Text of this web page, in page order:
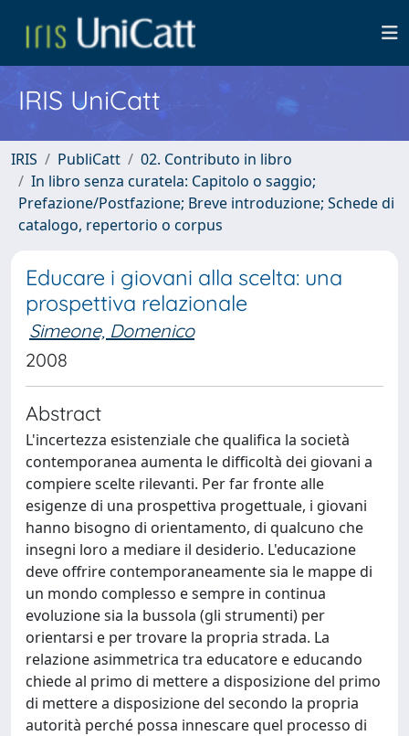
IRIS UniCatt
IRIS PubliCatt
02. Contributo in libro
In libro senza curatela: Capitolo o saggio;
Prefazione/Postfazione; Breve introduzione; Schede di
catalogo, repertorio o corpus
Educare i giovani alla scelta: una
prospettiva relazionale
Simeone, Domenico
2008
Abstract
L'incertezza esistenziale che qualifica la società
contemporanea aumenta le difficoltà dei giovani a
compiere scelte rilevanti. Per far fronte alle
esigenze di una prospettiva progettuale, i giovani
hanno bisogno di orientamento, di qualcuno che
insegni loro a mediare il desiderio. L'educazione
deve offrire contemporaneamente sia le mappe di
un mondo complesso e sempre in continua
evoluzione sia la bussola (gli strumenti) per
orientarsi e per trovare la propria strada. La
relazione asimmetrica tra educatore e educando
chiede al primo di mettere a disposizione del primo
di mettere a disposizione del secondo la propria
autorità perché possa innescare quel processo di